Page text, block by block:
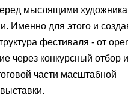
мыслящими
Именно для этого и
фестиваля - от
через конкурсный отбор
части масштабной